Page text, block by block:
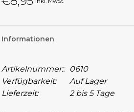
Informationen
Artikelnummer::
0610
Verfügbarkeit:
Auf Lager
Lieferzeit:
2 bis 5 Tage